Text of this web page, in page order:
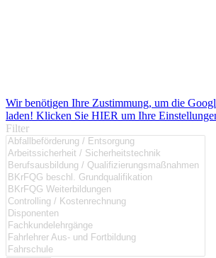
Wir benötigen Ihre Zustimmung, um die
laden! Klicken Sie HIER um Ihre
Filter